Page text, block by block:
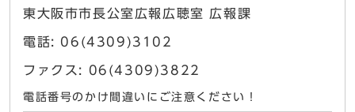
東大阪市市長公室広報広聴室 広報課
電話: 06(4309)3102
ファクス: 06(4309)3822
電話番号のかけ間違いにご注意ください！